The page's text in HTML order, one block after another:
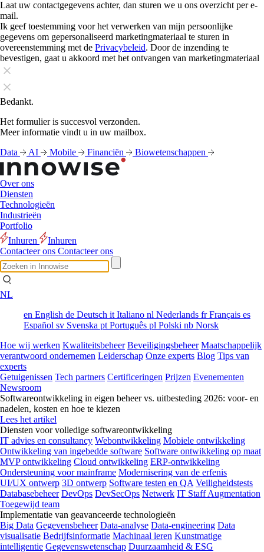
Laat uw contactgegevens achter, dan sturen we u ons overzicht per e-
mail.
Ik geef toestemming voor het verwerken van mijn persoonlijke
gegevens om gepersonaliseerd marketingmateriaal te sturen in
overeenstemming met de Privacybeleid. Door de inzending te
bevestigen, gaat u akkoord met het ontvangen van marketingmateriaal
Bedankt.
Het formulier is succesvol verzonden.
Meer informatie vindt u in uw mailbox.
Data
AI Mobile Financiën Biowetenschappen
Over ons
Diensten
Technologieën
Industrieën
Portfolio
Inhuren
Inhuren
Contacteer ons Contacteer ons
NL
en English de Deutsch it Italiano nl Nederlands frFrançais es
Español sv Svenska pt Português pl Polski nb Norsk
Hoe wij werken Kwaliteitsbeheer Beveiligingsbeheer Maatschappelijk
verantwoord ondernemen Leiderschap Onze experts Blog Tips van
experts
Getuigenissen Tech partners Certificeringen Prijzen Evenementen
Newsroom
Softwareontwikkeling in eigen beheer vs. uitbesteding 2026: voor- en
nadelen, kosten en hoe te kiezen
Lees het artikel
Diensten voor volledige softwareontwikkeling
IT advies en consultancy Webontwikkeling Mobiele ontwikkeling
Ontwikkeling van ingebedde software Software ontwikkeling op maat
MVP ontwikkeling Cloud ontwikkeling ERP-ontwikkeling
Ondersteuning voor mainframe Modernisering van de erfenis
UI/UX ontwerp 3D ontwerp Software testen en QA Veiligheidstests
Databasebeheer DevOps DevSecOps Netwerk IT Staff Augmentation
Toegewijd team
Implementatie van geavanceerde technologieën
Big Data Gegevensbeheer Data-analyse Data-engineering Data
visualisatie Bedrijfsinformatie Machinaal leren Kunstmatige
intelligentie Gegevenswetenschap Duurzaamheid & ESG